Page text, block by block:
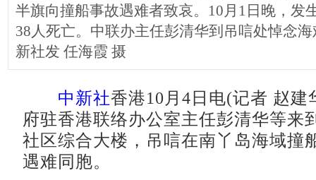
半旗向撞船事故遇难者致哀。10月1日晚，发
38人死亡。中联办主任彭清华到吊唁处悼念
新社发 任海霞 摄
中新社香港10月4日电(记者 赵建
府驻香港联络办公室主任彭清华等来
社区综合大楼，吊唁在南丫岛海域撞
遇难同胞。